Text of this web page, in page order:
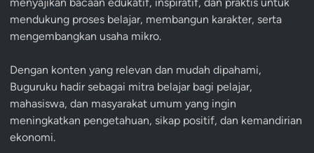
menyajikan bacaan edukatif, inspiratif, dan praktis untuk
mendukung proses belajar, membangun karakter, serta
mengembangkan usaha mikro.
Dengan konten yang relevan dan mudah dipahami,
Buguruku hadir sebagai mitra belajar bagi pelajar,
mahasiswa, dan masyarakat umum yang ingin
meningkatkan pengetahuan, sikap positif, dan kemandirian
ekonomi.